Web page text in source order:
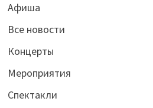
Афиша
Все новости
Концерты
Мероприятия
Спектакли